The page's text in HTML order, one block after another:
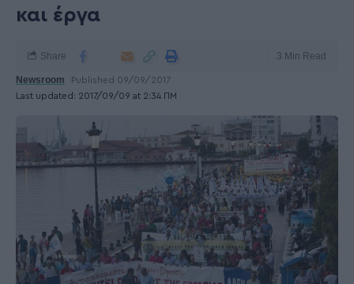
και έργα
Last updated: 2017/09/09 at 2:34 ΠΜ
Newsroom Published 09/09/2017
Share 3 Min Read